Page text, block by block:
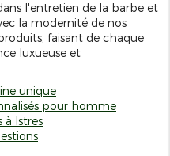
l'entretien de la barbe et
la modernité de nos
faisant de chaque
luxueuse et
unique
pour homme
à Istres